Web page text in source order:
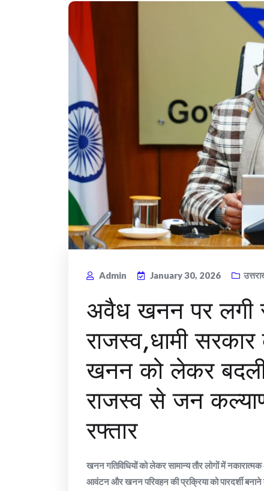
Admin January 30, 2026
अवैध खनन पर लगी
राजस्व,धामी सरकार
खनन को लेकर
राजस्व से जन
रफ्तार
खनन गतिविधियों को लेकर सामान्य तौर लोगों में
आवंटन और खनन परिवहन की प्रक्रिया को पारदर्शी